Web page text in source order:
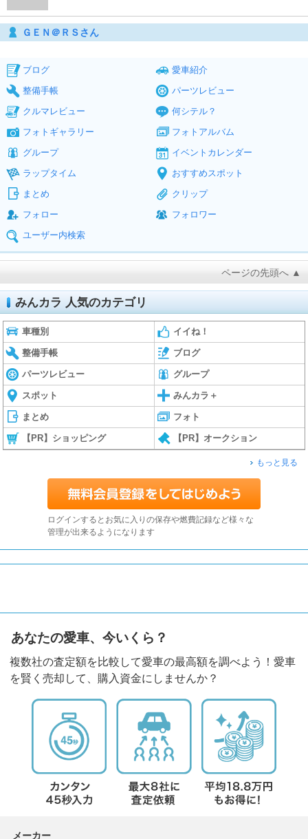
ＧＥＮ＠ＲＳさん
ブログ
愛車紹介
整備手帳
パーツレビュー
クルマレビュー
何シテル？
フォトギャラリー
フォトアルバム
グループ
イベントカレンダー
ラップタイム
おすすめスポット
まとめ
クリップ
フォロー
フォロワー
ユーザー内検索
ページの先頭へ ▲
みんカラ 人気のカテゴリ
車種別 イイね！
整備手帳 ブログ
パーツレビュー グループ
スポット みんカラ＋
まとめ フォト
【PR】ショッピング 【PR】オークション
もっと見る
ログインするとお気に入りの保存や燃費記録など様々な
管理が出来るようになります
あなたの愛車、今いくら？
複数社の査定額を比較して愛車の最高額を調べよう！愛車
を賢く売却して、購入資金にしませんか？
メーカー